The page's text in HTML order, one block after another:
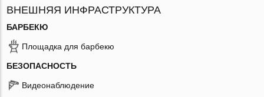
ВНЕШНЯЯ ИНФРАСТРУКТУРА
БАРБЕКЮ
Площадка для барбекю
БЕЗОПАСНОСТЬ
Видеонаблюдение